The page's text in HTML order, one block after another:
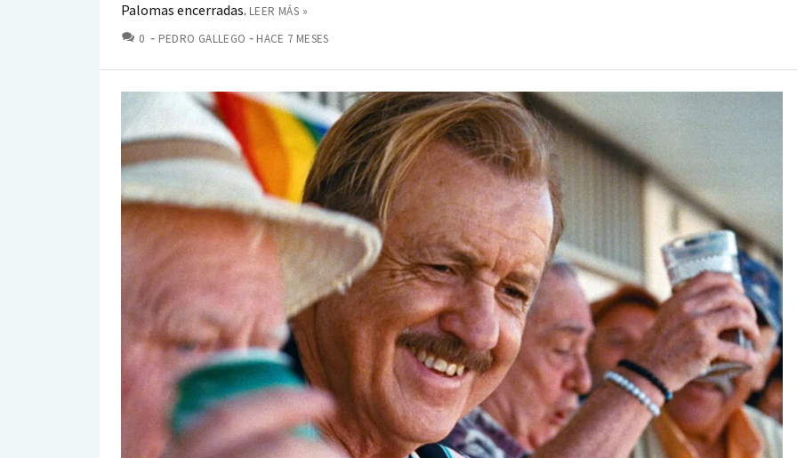
Palomas encerradas. LEER MÁS »
0 COMENTARIOS
PEDRO GALLEGO HACE 7 MESES